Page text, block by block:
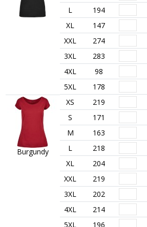
L
194
XL
147
XXL
274
3XL
283
4XL
98
5XL
178
Burgundy
XS 219
S
171
M
163
L
218
XL
204
XXL
219
3XL
202
4XL
214
5XL
196